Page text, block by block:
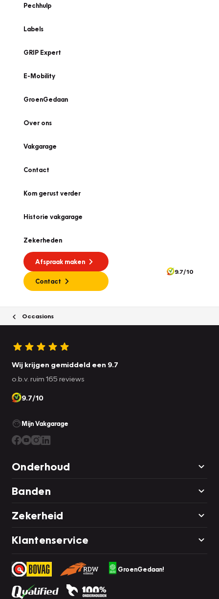
Pechhulp
Labels
GRIP Expert
E-Mobility
GroenGedaan
Over ons
Vakgarage
Contact
Kom gerust verder
Historie vakgarage
Zekerheden
Afspraak maken
Contact
9.7/10
Occasions
Wij krijgen gemiddeld een 9.7
o.b.v. ruim 165 reviews
9.7/10
Mijn Vakgarage
Onderhoud
Banden
Zekerheid
Klantenservice
GroenGedaan!